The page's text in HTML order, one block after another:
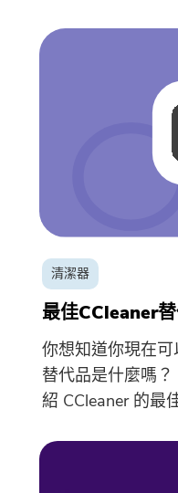
清潔器
最佳CCleaner
你想知道你現在
替代品是什麼嗎
紹 CCleaner 的最